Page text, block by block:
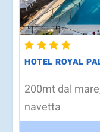
HOTEL ROYAL
200mt dal
navetta